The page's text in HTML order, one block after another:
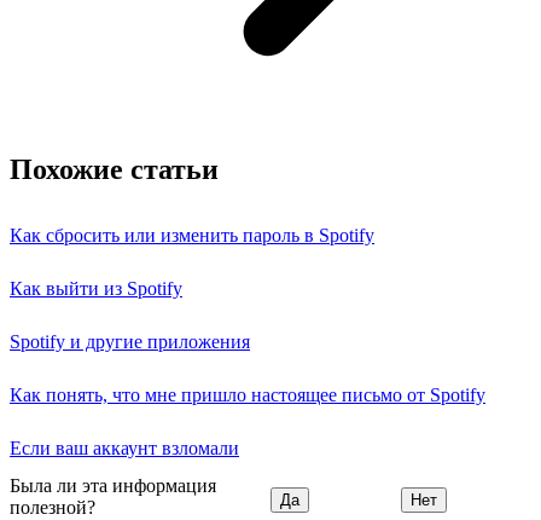
Похожие статьи
Как сбросить или изменить пароль в Spotify
Как выйти из Spotify
Spotify и другие приложения
Как понять, что мне пришло настоящее письмо от Spotify
Если ваш аккаунт взломали
Была ли эта информация
полезной?
Да Нет